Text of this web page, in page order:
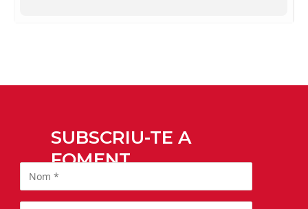
SUBSCRIU-TE A
FOMENT